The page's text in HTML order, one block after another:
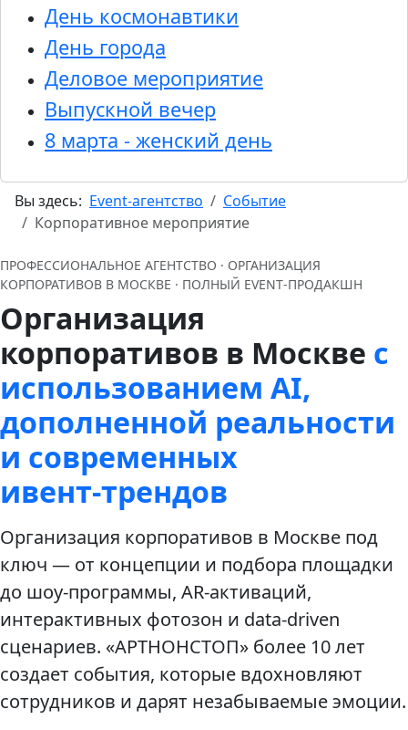
День космонавтики
День города
Деловое мероприятие
Выпускной вечер
8 марта - женский день
Вы здесь: Event-агентство
Событие
Корпоративное мероприятие
ПРОФЕССИОНАЛЬНОЕ АГЕНТСТВО · ОРГАНИЗАЦИЯ
КОРПОРАТИВОВ В МОСКВЕ · ПОЛНЫЙ EVENT‑ПРОДАКШН
Организация
корпоративов в Москве с
использованием AI,
дополненной реальности
и современных
ивент‑трендов
Организация корпоративов в Москве под
ключ — от концепции и подбора площадки
до шоу‑программы, AR‑активаций,
интерактивных фотозон и data‑driven
сценариев. «АРТНОНСТОП» более 10 лет
создает события, которые вдохновляют
сотрудников и дарят незабываемые эмоции.